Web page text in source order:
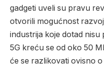
gadgeti uveli su pravu
otvorili mogućnost
industrija koje dotad
5G kreću se od oko 50
će se razlikovati ovisno